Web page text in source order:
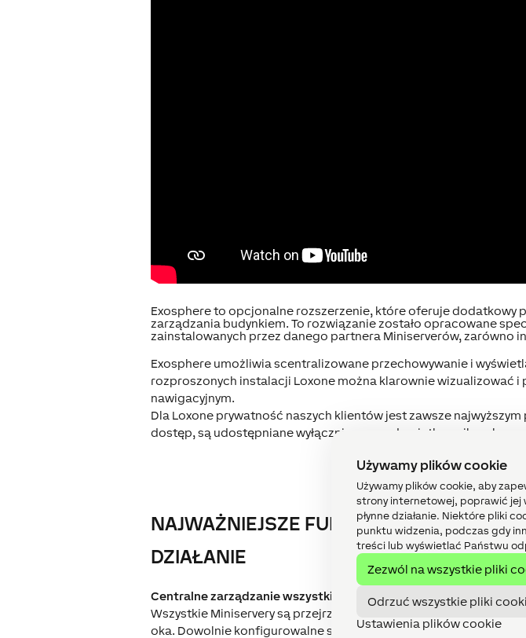
Używamy plików cookie
Używamy plików cookie, aby
strony internetowej, poprawić jej
płynne działanie. Niektóre pliki
punktu widzenia, podczas gdy
treści lub wyświetlać Państwu
Zezwól na wszystkie pliki
Odrzuć wszystkie pliki
Ustawienia plików cookie
Exosphere to opcjonalne rozszerzenie, które oferuje dodatkowy
zarządzania budynkiem. To rozwiązanie zostało opracowane
zainstalowanych przez danego partnera Miniserverów, zarówno
Exosphere umożliwia scentralizowane przechowywanie i
rozproszonych instalacji Loxone można klarownie wizualizować
nawigacyjnym.
Dla Loxone prywatność naszych klientów jest zawsze
dostęp, są udostępniane wyłącznie za zgodą użytkownika, aby
NAJWAŻNIEJSZE FUNKCJE
DZIAŁANIE
Centralne zarządzanie wszystkimi instalacjami Loxone
Wszystkie Miniservery są przejrzyście zwizualizowane, co
oka. Dowolnie konfigurowalne schematy systemu pokazują